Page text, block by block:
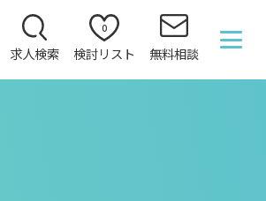
求人検索
0
検討リスト 無料相談